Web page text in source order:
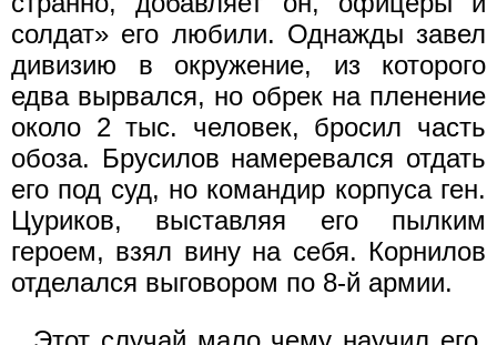
солдат» его любили. Однажды завел
дивизию в окружение, из которого
едва вырвался, но обрек на пленение
около 2 тыс. человек, бросил часть
обоза. Брусилов намеревался отдать
его под суд, но командир корпуса ген.
Цуриков, выставляя его пылким
героем, взял вину на себя. Корнилов
отделался выговором по 8-й армии.